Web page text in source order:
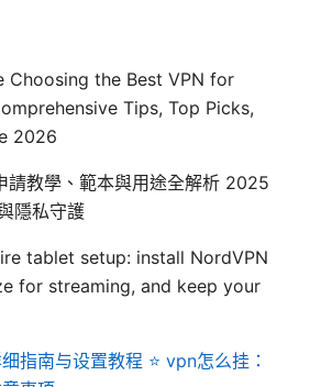
Choosing the Best VPN for
Tips, Top Picks,
2026
請教學、範本與用途全解析 2025
隱私守護
tablet setup: install NordVPN
for streaming, and keep your
指南与设置教程 ⭐ vpn怎么挂：